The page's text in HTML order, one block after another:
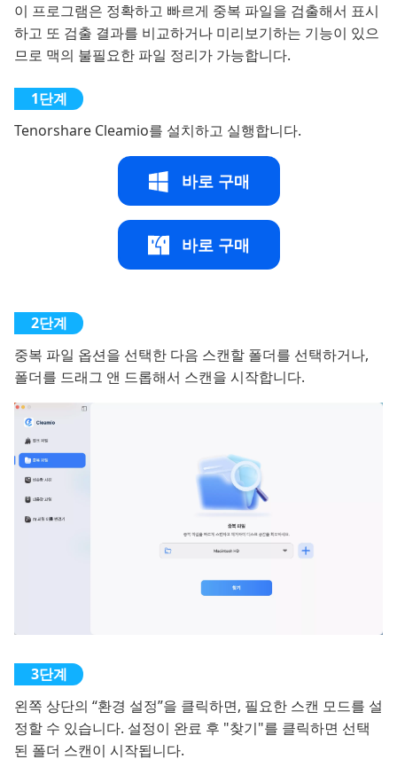
이 프로그램은 정확하고 빠르게 중복 파일을 검출해서 표시
하고 또 검출 결과를 비교하거나 미리보기하는 기능이 있으
므로 맥의 불필요한 파일 정리가 가능합니다.
Tenorshare Cleamio를 설치하고 실행합니다.
바로 구매
바로 구매
중복 파일 옵션을 선택한 다음 스캔할 폴더를 선택하거나,
폴더를 드래그 앤 드롭해서 스캔을 시작합니다.
왼쪽 상단의 “환경 설정”을 클릭하면, 필요한 스캔 모드를 설
정할 수 있습니다. 설정이 완료 후 "찾기"를 클릭하면 선택
된 폴더 스캔이 시작됩니다.